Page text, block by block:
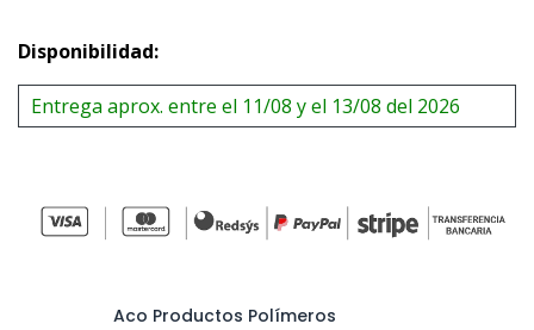
Disponibilidad:
Entrega aprox. entre el 11/08 y el 13/08 del 2026
Aco Productos Polímeros